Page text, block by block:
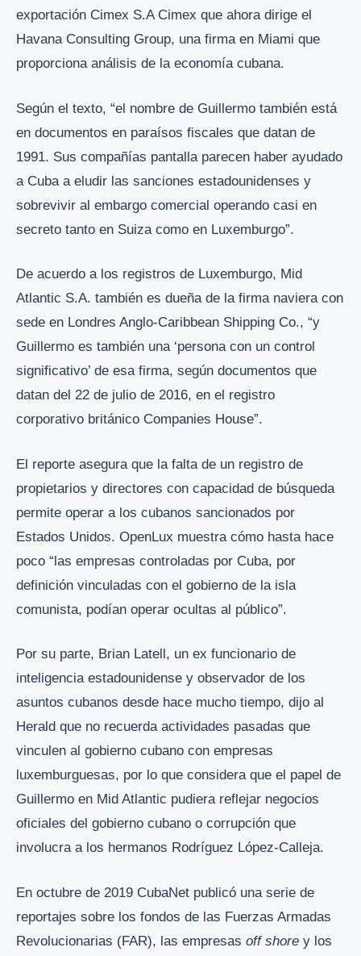
exportación Cimex S.A Cimex que ahora dirige el
Havana Consulting Group, una firma en Miami que
proporciona análisis de la economía cubana.
Según el texto, “el nombre de Guillermo también está
en documentos en paraísos fiscales que datan de
1991. Sus compañías pantalla parecen haber ayudado
a Cuba a eludir las sanciones estadounidenses y
sobrevivir al embargo comercial operando casi en
secreto tanto en Suiza como en Luxemburgo”.
De acuerdo a los registros de Luxemburgo, Mid
Atlantic S.A. también es dueña de la firma naviera con
sede en Londres Anglo-Caribbean Shipping Co., “y
Guillermo es también una ‘persona con un control
significativo’ de esa firma, según documentos que
datan del 22 de julio de 2016, en el registro
corporativo británico Companies House”.
El reporte asegura que la falta de un registro de
propietarios y directores con capacidad de búsqueda
permite operar a los cubanos sancionados por
Estados Unidos. OpenLux muestra cómo hasta hace
poco “las empresas controladas por Cuba, por
definición vinculadas con el gobierno de la isla
comunista, podían operar ocultas al público”.
Por su parte, Brian Latell, un ex funcionario de
inteligencia estadounidense y observador de los
asuntos cubanos desde hace mucho tiempo, dijo al
Herald que no recuerda actividades pasadas que
vinculen al gobierno cubano con empresas
luxemburguesas, por lo que considera que el papel de
Guillermo en Mid Atlantic pudiera reflejar negocios
oficiales del gobierno cubano o corrupción que
involucra a los hermanos Rodríguez López-Calleja.
En octubre de 2019 CubaNet publicó una serie de
reportajes sobre los fondos de las Fuerzas Armadas
Revolucionarias (FAR), las empresas off shore y los